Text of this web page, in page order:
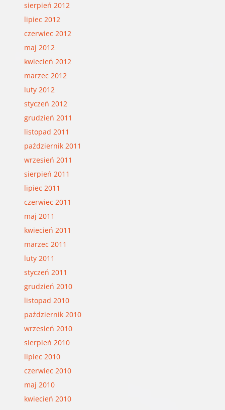
sierpień 2012
lipiec 2012
czerwiec 2012
maj 2012
kwiecień 2012
marzec 2012
luty 2012
styczeń 2012
grudzień 2011
listopad 2011
październik 2011
wrzesień 2011
sierpień 2011
lipiec 2011
czerwiec 2011
maj 2011
kwiecień 2011
marzec 2011
luty 2011
styczeń 2011
grudzień 2010
listopad 2010
październik 2010
wrzesień 2010
sierpień 2010
lipiec 2010
czerwiec 2010
maj 2010
kwiecień 2010